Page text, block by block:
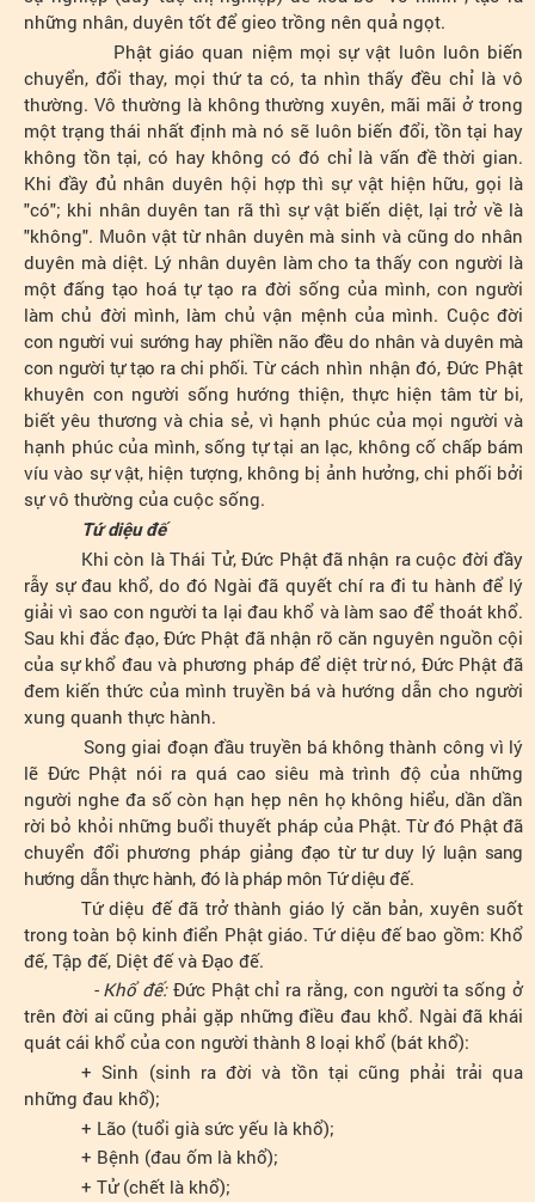
những nhân, duyên tốt để gieo trồng nên quả ngọt.
Phật giáo quan niệm mọi sự vật luôn luôn biến
chuyển, đổi thay, mọi thứ ta có, ta nhìn thấy đều chỉ là vô
thường. Vô thường là không thường xuyên, mãi mãi ở trong
một trạng thái nhất định mà nó sẽ luôn biến đổi, tồn tại hay
không tồn tại, có hay không có đó chỉ là vấn đề thời gian.
Khi đầy đủ nhân duyên hội hợp thì sự vật hiện hữu, gọi là
"có"; khi nhân duyên tan rã thì sự vật biến diệt, lại trở về là
"không". Muôn vật từ nhân duyên mà sinh và cũng do nhân
duyên mà diệt. Lý nhân duyên làm cho ta thấy con người là
một đấng tạo hoá tự tạo ra đời sống của mình, con người
làm chủ đời mình, làm chủ vận mệnh của mình. Cuộc đời
con người vui sướng hay phiền não đều do nhân và duyên mà
con người tự tạo ra chi phối.Từ cách nhìn nhận đó, Đức Phật
khuyên con người sống hướng thiện, thực hiện tâm từ bi,
biết yêu thương và chia sẻ, vì hạnh phúc của mọi người và
hạnh phúc của mình, sống tự tại an lạc, không cố chấp bám
víu vào sự vật, hiện tượng, không bị ảnh hưởng, chi phối bởi
sự vô thường của cuộc sống.
Tứ diệu đế
Khi còn là Thái Tử, Đức Phật đã nhận ra cuộc đời đầy
rẫy sự đau khổ, do đó Ngài đã quyết chí ra đi tu hành để lý
giải vì sao con người ta lại đau khổ và làm sao để thoát khổ.
Sau khi đắc đạo, Đức Phật đã nhận rõ căn nguyên nguồn cội
của sự khổ đau và phương pháp để diệt trừ nó, Đức Phật đã
đem kiến thức của mình truyền bá và hướng dẫn cho người
xung quanh thực hành.
Song giai đoạn đầu truyền bá không thành công vì lý
lẽ Đức Phật nói ra quá cao siêu mà trình độ của những
người nghe đa số còn hạn hẹp nên họ không hiểu, dần dần
rời bỏ khỏi những buổi thuyết pháp của Phật. Từ đó Phật đã
chuyển đổi phương pháp giảng đạo từ tư duy lý luận sang
hướng dẫn thực hành, đó là pháp môn Tứ diệu đế.
Tứ diệu đế đã trở thành giáo lý căn bản, xuyên suốt
trong toàn bộ kinh điển Phật giáo. Tứ diệu đế bao gồm: Khổ
đế, Tập đế, Diệt đế và Đạo đế.
- Khổ đế: Đức Phật chỉ ra rằng, con người ta sống ở
trên đời ai cũng phải gặp những điều đau khổ. Ngài đã khái
quát cái khổ của con người thành 8 loại khổ (bát khổ):
+ Sinh (sinh ra đời và tồn tại cũng phải trải qua
những đau khổ);
+ Lão (tuổi già sức yếu là khổ);
+ Bệnh (đau ốm là khổ);
+ Tử (chết là khổ);